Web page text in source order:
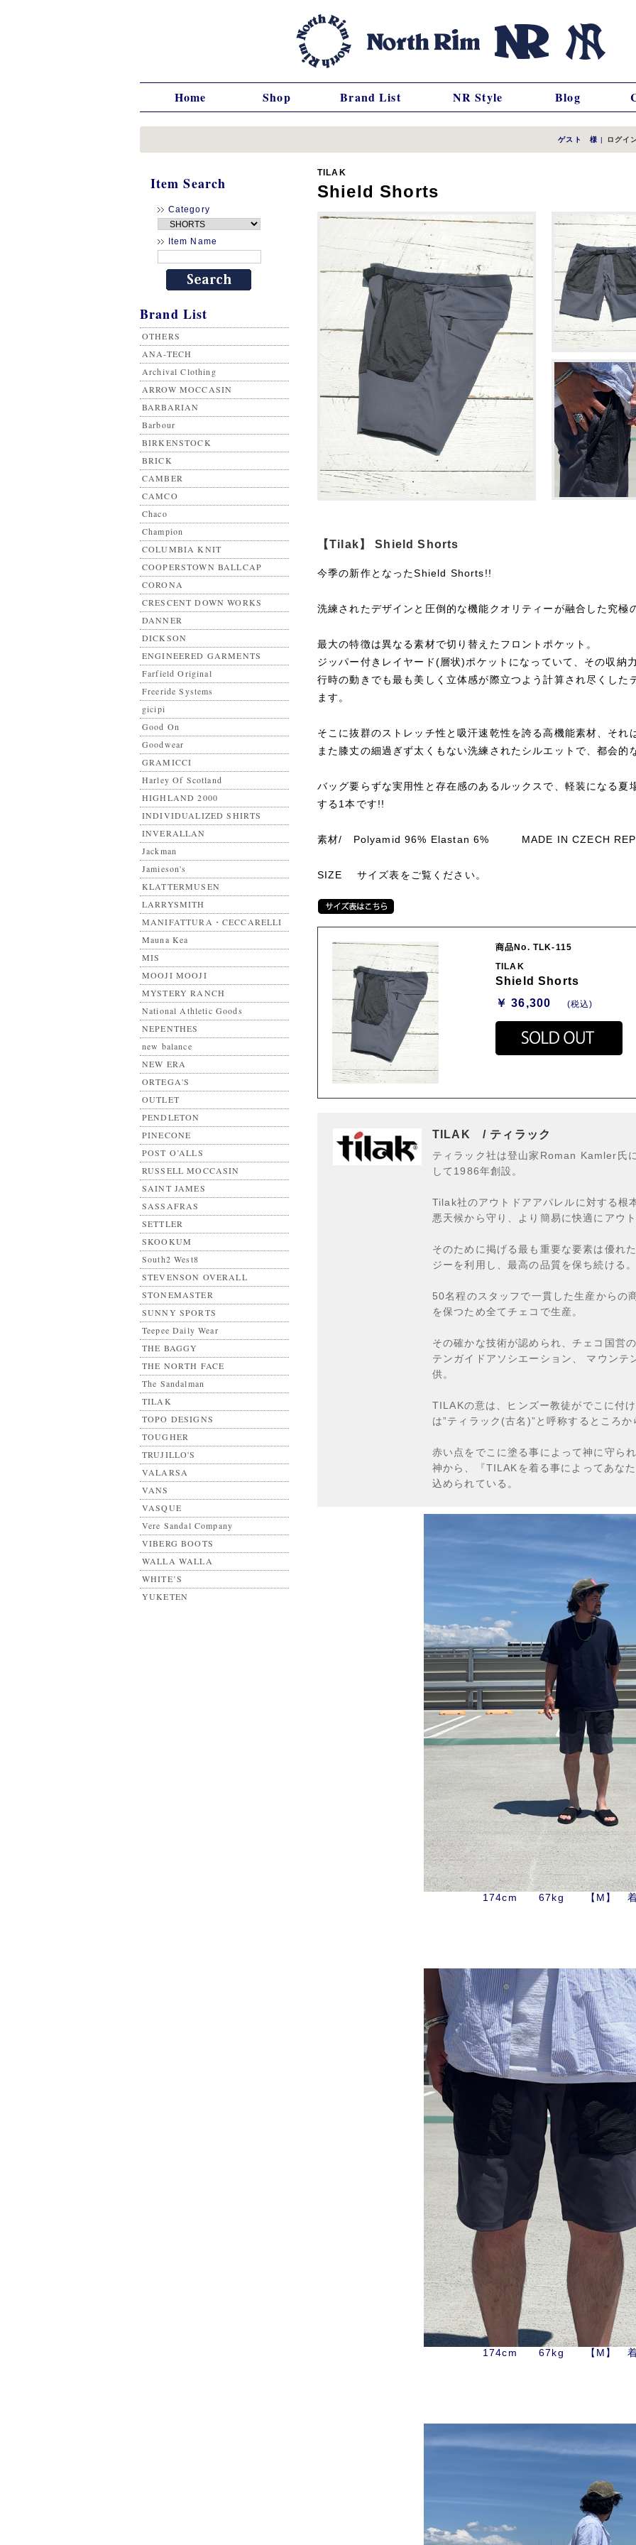
Home Shop Brand List NR Style Blog
ゲスト 様 | ログイ
Item Search
Category
Item Name
Brand List
OTHERS
ANA-TECH
Archival Clothing
ARROW MOCCASIN
BARBARIAN
Barbour
BIRKENSTOCK
BRICK
CAMBER
CAMCO
Chaco
Champion
COLUMBIA KNIT
COOPERSTOWN BALLCAP
CORONA
CRESCENT DOWN WORKS
DANNER
DICKSON
ENGINEERED GARMENTS
Farfield Original
Freeride Systems
gicipi
Good On
Goodwear
GRAMICCI
Harley Of Scotland
HIGHLAND 2000
INDIVIDUALIZED SHIRTS
INVERALLAN
Jackman
Jamieson's
KLATTERMUSEN
LARRYSMITH
MANIFATTURA・CECCARELLI
Mauna Kea
MIS
MOOJI MOOJI
MYSTERY RANCH
National Athletic Goods
NEPENTHES
new balance
NEW ERA
ORTEGA'S
OUTLET
PENDLETON
PINECONE
POST O’ALLS
RUSSELL MOCCASIN
SAINT JAMES
SASSAFRAS
SETTLER
SKOOKUM
South2 West8
STEVENSON OVERALL
STONEMASTER
SUNNY SPORTS
Teepee Daily Wear
THE BAGGY
THE NORTH FACE
The Sandalman
TILAK
TOPO DESIGNS
TOUGHER
TRUJILLO'S
VALARSA
VANS
VASQUE
Vere Sandal Company
VIBERG BOOTS
WALLA WALLA
WHITE’S
YUKETEN
TILAK
Shield Shorts
【Tilak】 Shield Shorts
今季の新作となったShield Shorts!!
洗練されたデザインと圧倒的な機能クオリティーが融合した究極
最大の特徴は異なる素材で切り替えたフロントポケット。
ジッパー付きレイヤード(層状)ポケットになっていて、その収納
行時の動きでも最も美しく立体感が際立つよう計算され尽くした
ます。
そこに抜群のストレッチ性と吸汗速乾性を誇る高機能素材、それ
また膝丈の細過ぎず太くもない洗練されたシルエットで、都会的
バッグ要らずな実用性と存在感のあるルックスで、軽装になる夏
する1本です!!
素材/ Polyamid 96% Elastan 6% MADE IN CZECH
SIZE サイズ表をご覧ください。
商品No. TLK-115
TILAK
Shield Shorts
￥ 36,300
(税込)
TILAK / ティラック
ティラック社は登山家Roman Kamler氏
して1986年創設。
Tilak社のアウトドアアパレルに対する根
悪天候から守り、より簡易に快適にアウ
そのために掲げる最も重要な要素は優れ
ジーを利用し、最高の品質を保ち続ける
50名程のスタッフで一貫した生産からの
を保つため全てチェコで生産。
その確かな技術が認められ、チェコ国営
テンガイドアソシエーション、 マウンテ
供。
TILAKの意は、ヒンズー教徒がでこに付
は”ティラック(古名)”と呼称するところ
赤い点をでこに塗る事によって神に守ら
神から、『TILAKを着る事によってあな
込められている。
174cm 67kg 【M】 着
174cm 67kg 【M】 着